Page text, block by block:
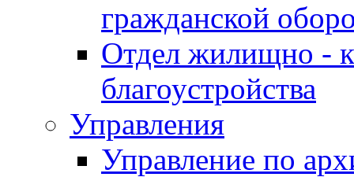
гражданской
Отдел жилищно -
благоустройства
Управления
Управление по